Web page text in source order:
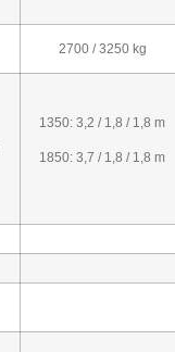
2700 / 3250 kg
1350: 3,2 / 1,8 / 1,8 m
1850: 3,7 / 1,8 / 1,8 m